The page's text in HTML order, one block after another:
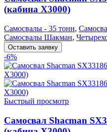
(кабина Х3000)
Самосвалы - 35 тонн,
Самосвалы Шакман,
Оставить заявку
-6%
Быстрый просмотр
Самосвал Shacman